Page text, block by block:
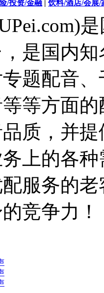
/投资/金融 |饮料/酒店/会展/
是国内
题配音
等等方面
质， 并
上的各
服务的老
竞争力！